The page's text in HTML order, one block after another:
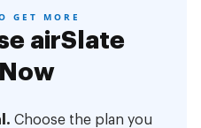
GET MORE
airSlate
Choose the plan you